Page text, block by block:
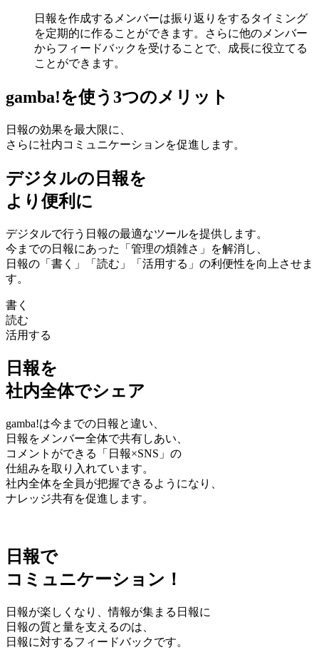
日報を作成するメンバーは振り返りをするタイミング
を定期的に作ることができます。さらに他のメンバー
からフィードバックを受けることで、成長に役立てる
ことができます。
gamba!を使う 3つのメリット
⽇報の効果を最⼤限に、
さらに社内コミュニケーションを促進します。
デジタルの日報を
より便利に
デジタルで行う日報の最適なツールを提供します。
今までの日報にあった「管理の煩雑さ」を解消し、
日報の「書く」「読む」「活用する」の利便性を向上させま
す。
書く
読む
活用する
日報を
社内全体でシェア
gamba!は今までの日報と違い、
日報をメンバー全体で共有しあい、
コメントができる「日報×SNS」の
仕組みを取り入れています。
社内全体を全員が把握できるようになり、
ナレッジ共有を促進します。
日報で
コミュニケーション！
日報が楽しくなり、情報が集まる日報に
日報の質と量を支えるのは、
日報に対するフィードバックです。